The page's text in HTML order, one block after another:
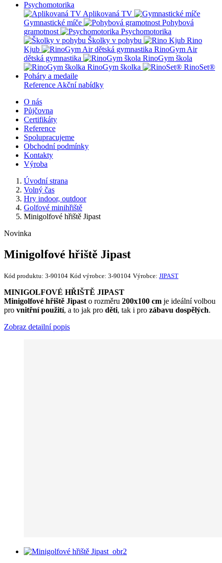
Psychomotorika
Aplikovaná TV
Gymnastické míče
Pohybová
gramotnost
Psychomotorika
Školky v pohybu
Rino
Kjub
RinoGym Air
dětská gymnastika
RinoGym škola
RinoGym školka
RinoSet®
Poháry a medaile
Reference Akční nabídky
O nás
Půjčovna
Certifikáty
Reference
Spolupracujeme
Obchodní podmínky
Kontakty
Výroba
Úvodní strana
Volný čas
Hry indoor, outdoor
Golfové minihřiště
Minigolfové hřiště Jipast
Novinka
Minigolfové hřiště Jipast
Kód produktu: 3-90104 Kód výrobce: 3-90104 Výrobce: JIPAST
MINIGOLFOVÉ HŘIŠTĚ JIPAST
Minigolfové hřiště Jipast o rozměru 200x100 cm je ideální volbou
pro vnitřní použití, a to jak pro děti, tak i pro zábavu dospělých.
Zobraz detailní popis